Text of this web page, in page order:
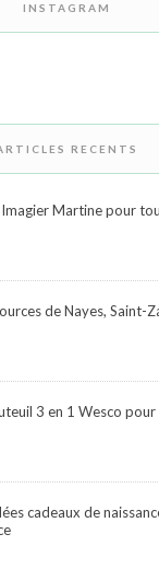
INSTAGRAM
RECENTS
Martine pour
de Nayes, Saint-
3 en 1 Wesco
cadeaux de